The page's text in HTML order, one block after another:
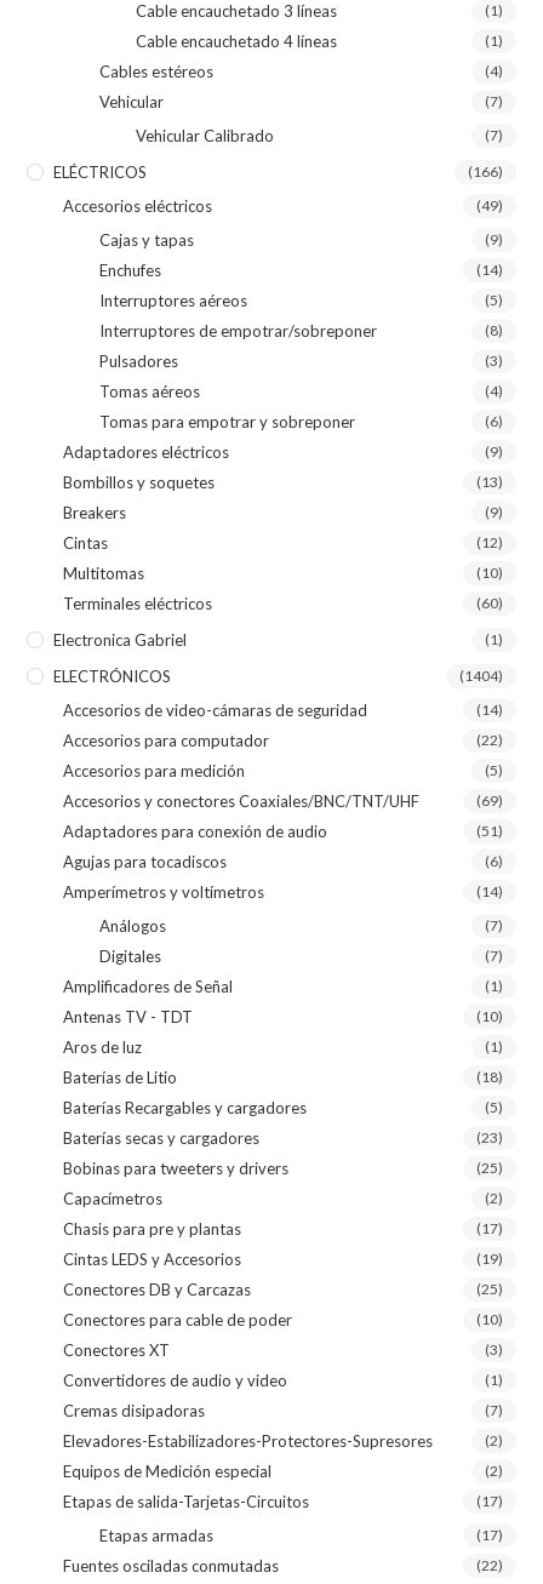
Cable encauchetado 3 líneas (1)
Cable encauchetado 4 líneas (1)
Cables estéreos (4)
Vehicular (7)
Vehicular Calibrado (7)
ELÉCTRICOS (166)
Accesorios eléctricos (49)
Cajas y tapas (9)
Enchufes (14)
Interruptores aéreos (5)
Interruptores de empotrar/sobreponer (8)
Pulsadores (3)
Tomas aéreos (4)
Tomas para empotrar y sobreponer (6)
Adaptadores eléctricos (9)
Bombillos y soquetes (13)
Breakers (9)
Cintas (12)
Multitomas (10)
Terminales eléctricos (60)
Electronica Gabriel (1)
ELECTRÓNICOS (1404)
Accesorios de video-cámaras de seguridad (14)
Accesorios para computador (22)
Accesorios para medición (5)
Accesorios y conectores Coaxiales/BNC/TNT/UHF (69)
Adaptadores para conexión de audio (51)
Agujas para tocadiscos (6)
Amperímetros y voltímetros (14)
Análogos (7)
Digitales (7)
Amplificadores de Señal (1)
Antenas TV - TDT (10)
Aros de luz (1)
Baterías de Litio (18)
Baterías Recargables y cargadores (5)
Baterías secas y cargadores (23)
Bobinas para tweeters y drivers (25)
Capacímetros (2)
Chasis para pre y plantas (17)
Cintas LEDS y Accesorios (19)
Conectores DB y Carcazas (25)
Conectores para cable de poder (10)
Conectores XT (3)
Convertidores de audio y video (1)
Cremas disipadoras (7)
Elevadores-Estabilizadores-Protectores-Supresores (2)
Equipos de Medición especial (2)
Etapas de salida-Tarjetas-Circuitos (17)
Etapas armadas (17)
Fuentes osciladas conmutadas (22)